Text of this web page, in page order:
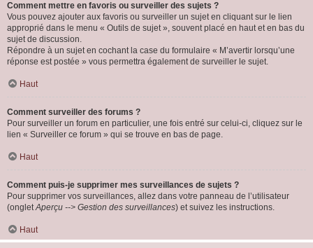
Comment mettre en favoris ou surveiller des sujets ?
Vous pouvez ajouter aux favoris ou surveiller un sujet en cliquant sur le lien
approprié dans le menu « Outils de sujet », souvent placé en haut et en bas du
sujet de discussion.
Répondre à un sujet en cochant la case du formulaire « M’avertir lorsqu’une
réponse est postée » vous permettra également de surveiller le sujet.
Haut
Comment surveiller des forums ?
Pour surveiller un forum en particulier, une fois entré sur celui-ci, cliquez sur le
lien « Surveiller ce forum » qui se trouve en bas de page.
Haut
Comment puis-je supprimer mes surveillances de sujets ?
Pour supprimer vos surveillances, allez dans votre panneau de l’utilisateur
(ongletAperçu --> Gestion des surveillances) et suivez les instructions.
Haut